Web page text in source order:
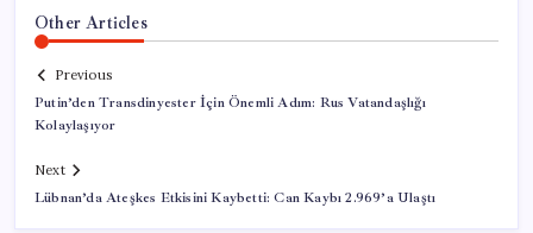
Other Articles
Previous
Putin’den Transdinyester İçin Önemli Adım: Rus Vatandaşlığı
Kolaylaşıyor
Next
Lübnan’da Ateşkes Etkisini Kaybetti: Can Kaybı 2.969’a Ulaştı